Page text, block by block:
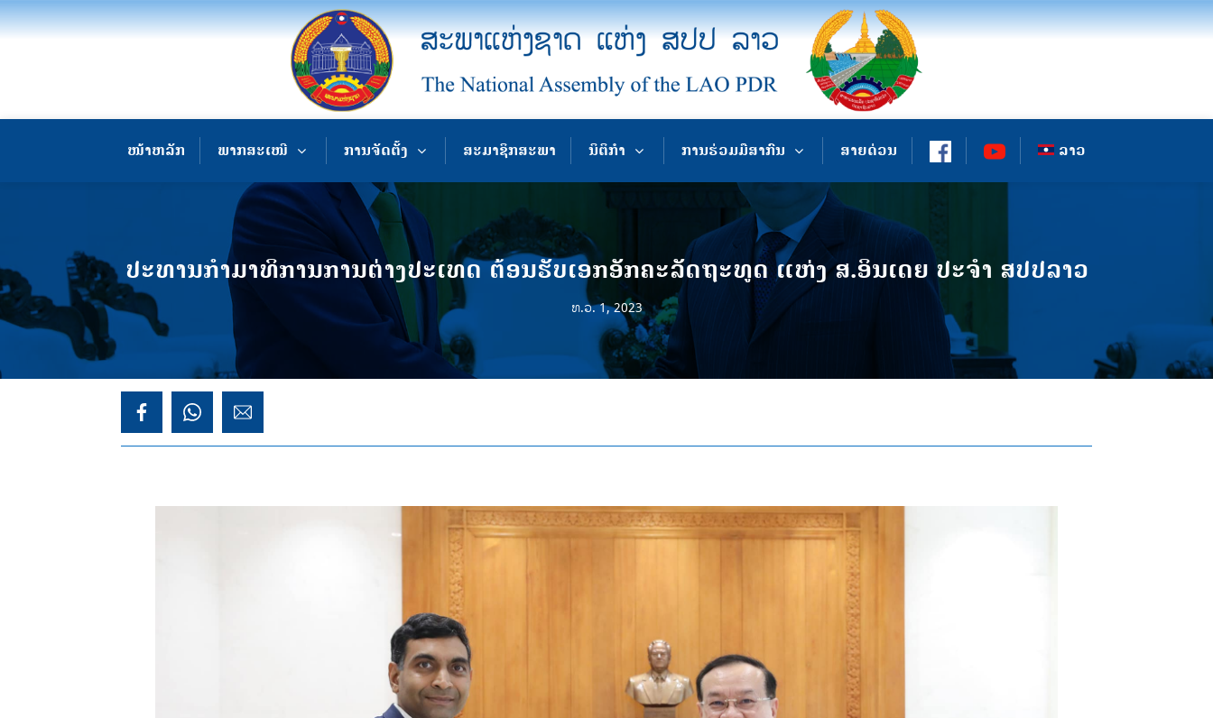
ໜ້າຫລັກ ພາກສະເໜີ ການຈັດຕັ້ງ ສະມາຊິກສະພາ ນິຕິກຳ ການຮ່ວມມືສາກົນ ສາຍດ່ວນ ລາວ
ປະທານກໍາມາທິການການຕ່າງປະເທດ ຕ້ອນຮັບເອກອັກຄະລັດຖະທູດ ແຫ່ງ ສ.ອິນເດຍ ປະຈຳ ສປປລາວ
ທ.ວ. 1, 2023